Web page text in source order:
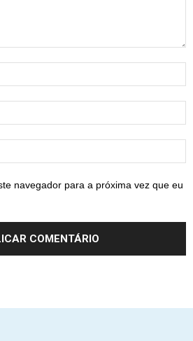
navegador para a próxima vez que eu